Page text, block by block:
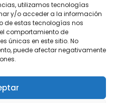
utilizamos tecnologías
y/o acceder a la información
de estas tecnologías nos
comportamiento de
únicas en este sitio. No
puede afectar negativamente
Política de Cookies